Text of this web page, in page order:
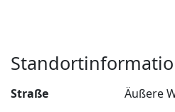
Straße
Äußere